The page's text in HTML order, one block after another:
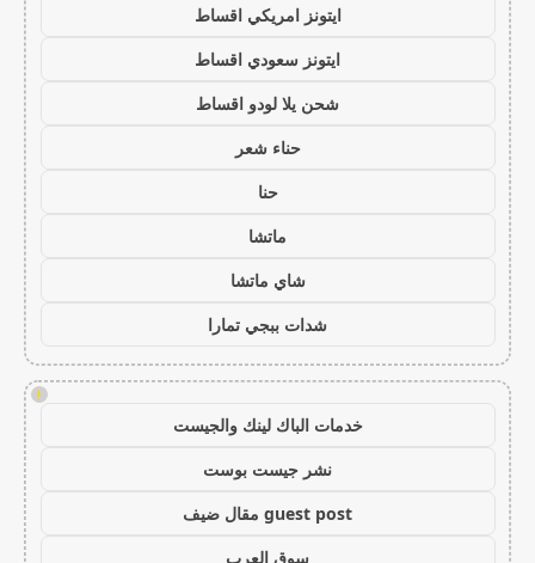
ايتونز امريكي اقساط
ايتونز سعودي اقساط
شحن يلا لودو اقساط
حناء شعر
حنا
ماتشا
شاي ماتشا
شدات ببجي تمارا
!
خدمات الباك لينك والجيست
نشر جيست بوست
guest post مقال ضيف
سوق العرب